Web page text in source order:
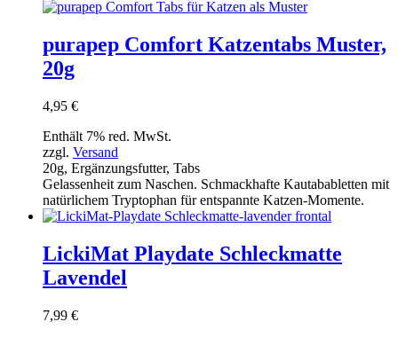
purapep Comfort Katzentabs Muster,
20g
4,95 €
Enthält 7% red. MwSt.
zzgl. Versand
20g, Ergänzungsfutter, Tabs
Gelassenheit zum Naschen. Schmackhafte Kautababletten mit
natürlichem Tryptophan für entspannte Katzen-Momente.
LickiMat Playdate Schleckmatte
Lavendel
7,99 €